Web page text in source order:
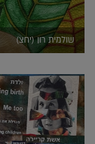
שולמית רון (יחצ)